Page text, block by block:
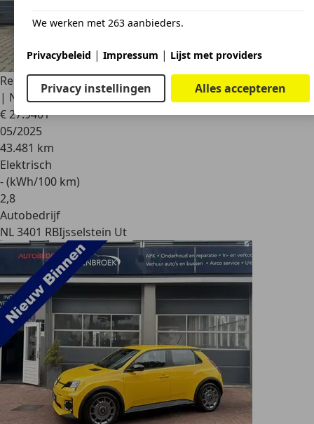
Renault R 5comfort range iconic cinq 52 kWh | SOH 97,5%
| Nav
€ 27.9401
05/2025
43.481 km
Elektrisch
- (kWh/100 km)
2,8
Autobedrijf
NL 3401 RBIjsselstein Ut
We werken met 263 aanbieders.
Privacybeleid | Impressum | Lijst met providers
Privacy instellingen Alles accepteren